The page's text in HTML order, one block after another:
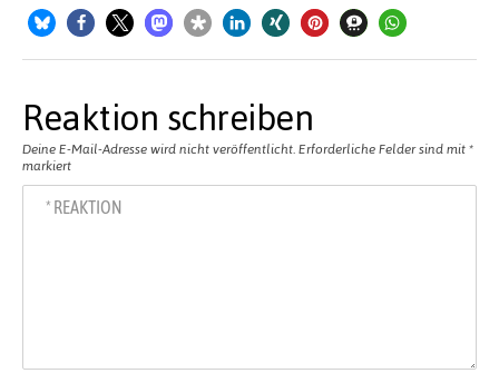
Reaktion schreiben
Deine E-Mail-Adresse wird nicht veröffentlicht. Erforderliche Felder sind mit *
markiert